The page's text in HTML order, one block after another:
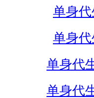
单身
单身代
单身代
单身代